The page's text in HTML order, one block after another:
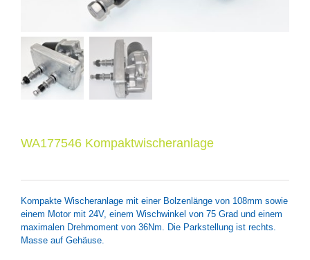
WA177546 Kompaktwischeranlage
Kompakte Wischeranlage mit einer Bolzenlänge von 108mm sowie
einem Motor mit 24V, einem Wischwinkel von 75 Grad und einem
maximalen Drehmoment von 36Nm. Die Parkstellung ist rechts.
Masse auf Gehäuse.